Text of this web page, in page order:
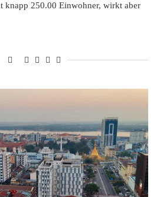
knapp 250.00 Einwohner, wirkt aber